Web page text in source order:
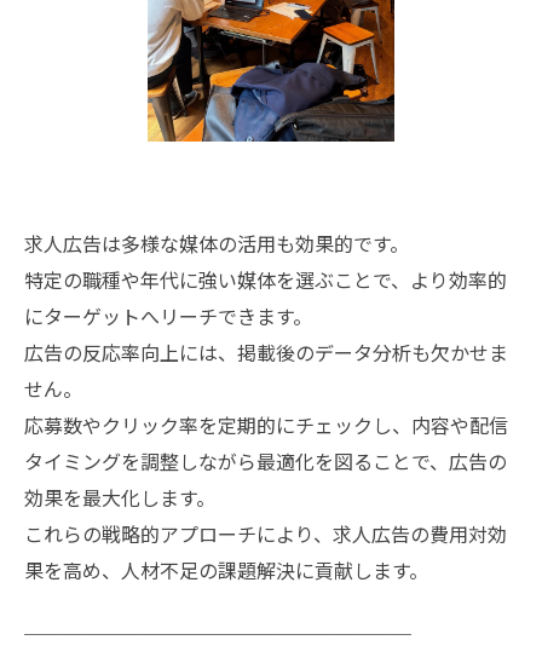
求人広告は多様な媒体の活用も効果的です。
特定の職種や年代に強い媒体を選ぶことで、より効率的
にターゲットへリーチできます。
広告の反応率向上には、掲載後のデータ分析も欠かせま
せん。
応募数やクリック率を定期的にチェックし、内容や配信
タイミングを調整しながら最適化を図ることで、広告の
効果を最大化します。
これらの戦略的アプローチにより、求人広告の費用対効
果を高め、人材不足の課題解決に貢献します。
￣￣￣￣￣￣￣￣￣￣￣￣￣￣￣￣￣￣￣￣